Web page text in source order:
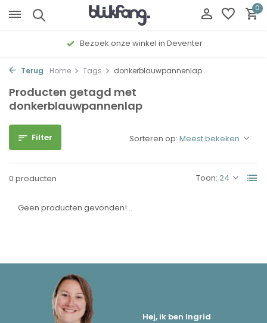
0
Bezoek onze winkel in Deventer
Terug Home Tags donkerblauwpannenlap
Producten getagd met
donkerblauwpannenlap
Filter
0 producten Toon:
Sorteren op:
Geen producten gevonden!...
Hej, ik ben Ingrid